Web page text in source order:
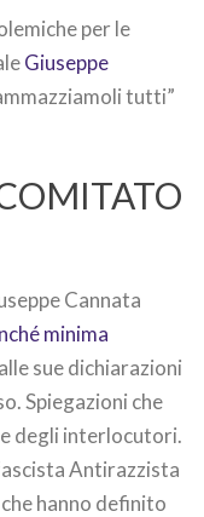
per le
Giuseppe
tutti”
Cannata
minima
sue dichiarazioni
Spiegazioni che
degli interlocutori.
Antirazzista
hanno definito